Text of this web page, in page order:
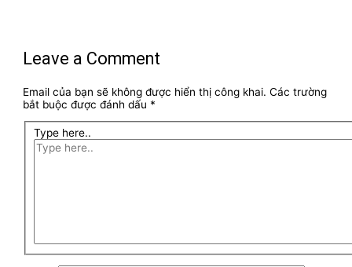
Leave a Comment
Email của bạn sẽ không được hiển thị công khai. Các trường
bắt buộc được đánh dấu *
Type here..